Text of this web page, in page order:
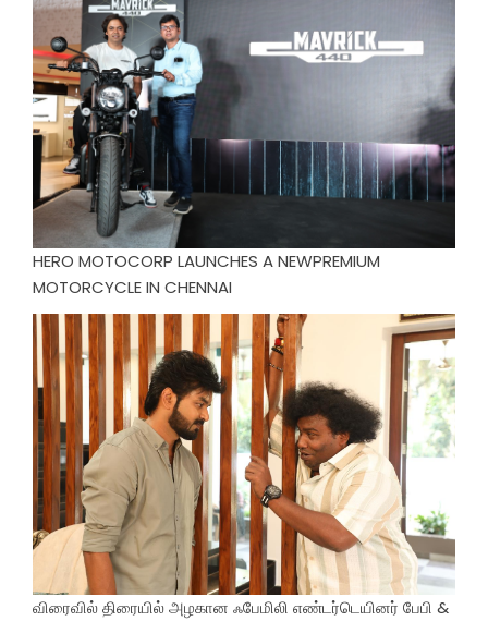
HERO MOTOCORP LAUNCHES A NEWPREMIUM
MOTORCYCLE IN CHENNAI
விரைவில் திரையில் அழகான ஃபேமிலி எண்டர்டெயினர் பேபி &